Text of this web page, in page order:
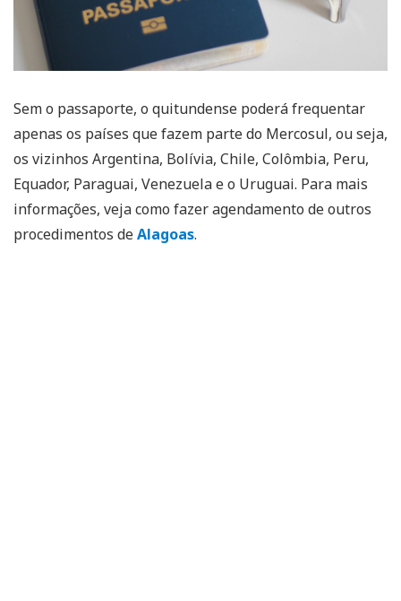
Sem o passaporte, o quitundense poderá frequentar
apenas os países que fazem parte do Mercosul, ou seja,
os vizinhos Argentina, Bolívia, Chile, Colômbia, Peru,
Equador, Paraguai, Venezuela e o Uruguai. Para mais
informações, veja como fazer agendamento de outros
procedimentos deAlagoas.